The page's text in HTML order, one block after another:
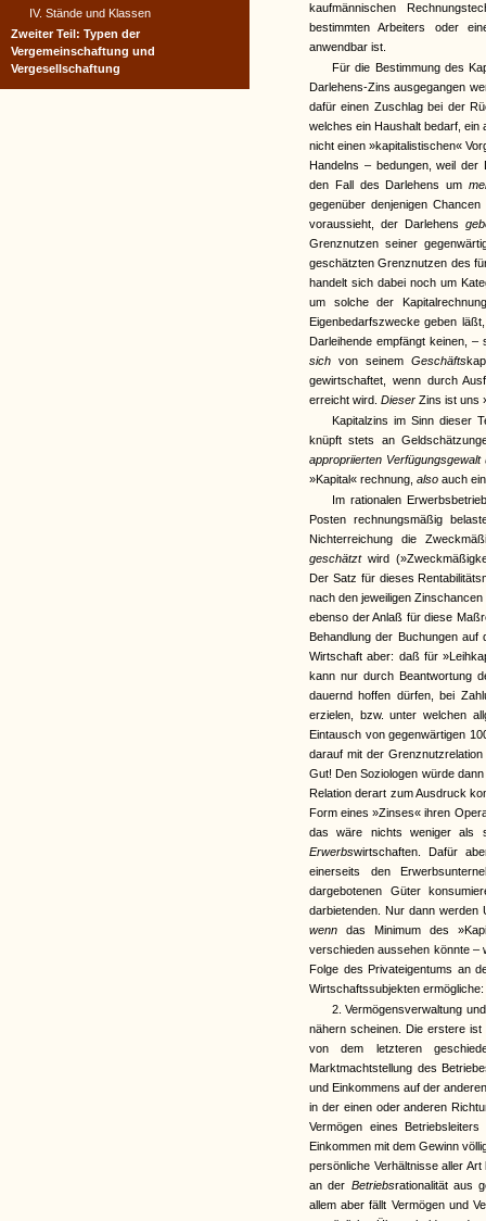
kaufmännischen
bestimmten Arbeiters oder
anwendbar ist.
Für die Bestimmung des
Darlehens-Zins ausgegangen
dafür einen Zuschlag bei der
welches ein Haushalt bedarf,
nicht einen »kapitalistischen«
Handelns – bedungen, weil der
den Fall des Darlehens um
gegenüber denjenigen
voraussieht, der Darlehens
Grenznutzen seiner
geschätzten Grenznutzen des
handelt sich dabei noch um
um solche der
Eigenbedarfszwecke geben
Darleihende empfängt keinen, –
sich von seinem Geschäfts
gewirtschaftet, wenn durch
erreicht wird. Dieser Zins ist uns
Kapitalzins im Sinn dieser
knüpft stets an
appropriierten
»Kapital« rechnung, also auch
Im rationalen
Posten rechnungsmäßig
Nichterreichung die
geschätzt wird
Der Satz für dieses
nach den jeweiligen
ebenso der Anlaß für diese
Behandlung der Buchungen auf
Wirtschaft aber: daß für
kann nur durch Beantwortung
dauernd hoffen dürfen, bei
erzielen, bzw. unter welchen
Eintausch von gegenwärtigen
darauf mit der
Gut! Den Soziologen würde
Relation derart zum Ausdruck
Form eines »Zinses« ihren
das wäre nichts weniger als
Erwerbswirtschaften. Dafür
einerseits den
dargebotenen Güter
darbietenden. Nur dann
wenn das Minimum des
verschieden aussehen könnte –
Folge des Privateigentums an
Wirtschaftssubjekten
2. Vermögensverwaltung
nähern scheinen. Die erstere
von dem letzteren
Marktmachtstellung des
und Einkommens auf der
in der einen oder anderen
Vermögen eines
Einkommen mit dem Gewinn
persönliche Verhältnisse aller
an der Betriebsrationalität aus
allem aber fällt Vermögen und
IV. Stände und Klassen
Zweiter Teil: Typen der
Vergemeinschaftung und
Vergesellschaftung